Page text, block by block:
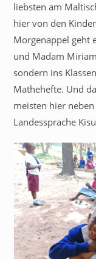
liebsten am
hier von den
Morgenappel geht
und Madam
sondern ins
Mathehefte. Und
meisten hier
Landessprache